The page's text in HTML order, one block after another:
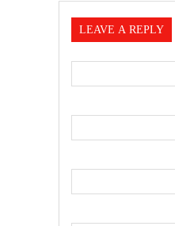
LEAVE A REPLY